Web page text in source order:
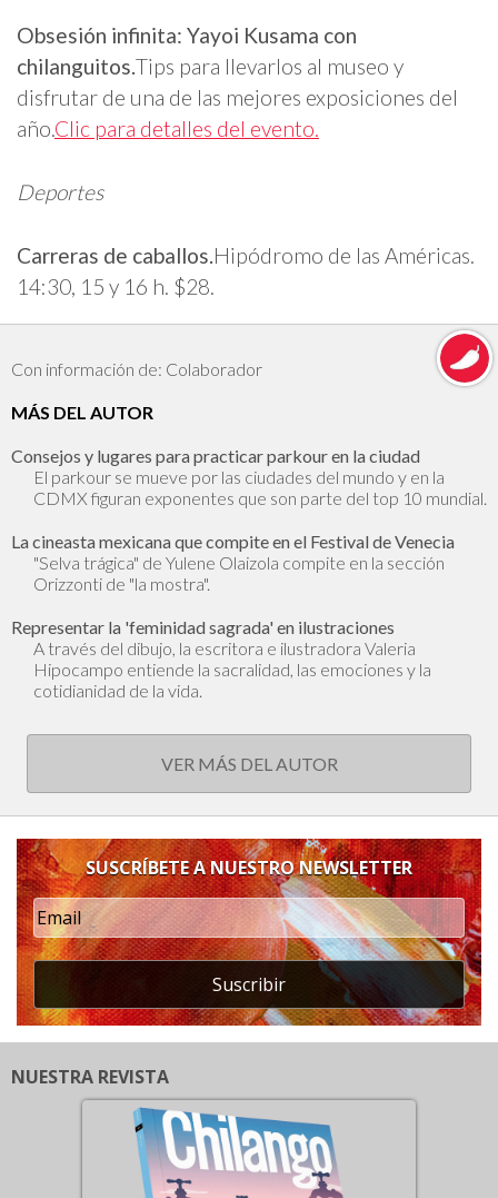
Obsesión infinita: Yayoi Kusama con
chilanguitos.Tips para llevarlos al museo y
disfrutar de una de las mejores exposiciones del
año.Clic para detalles del evento.
Deportes
Carreras de caballos.Hipódromo de las Américas.
14:30, 15 y 16 h. $28.
Con información de: Colaborador
MÁS DEL AUTOR
Consejos y lugares para practicar parkour en la ciudad
El parkour se mueve por las ciudades del mundo y en la
CDMX figuran exponentes que son parte del top 10 mundial.
La cineasta mexicana que compite en el Festival de Venecia
"Selva trágica" de Yulene Olaizola compite en la sección
Orizzonti de "la mostra".
Representar la 'feminidad sagrada' en ilustraciones
A través del dibujo, la escritora e ilustradora Valeria
Hipocampo entiende la sacralidad, las emociones y la
cotidianidad de la vida.
VER MÁS DEL AUTOR
SUSCRÍBETE A NUESTRO NEWSLETTER
Suscribir
NUESTRA REVISTA